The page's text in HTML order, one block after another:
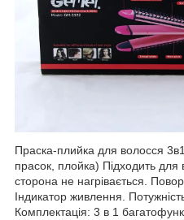
Праска-плийка для волосся
прасок, плойка) Підходить для
сторона не нагрівається.
Індикатор живлення.
Комплектація: 3 в 1